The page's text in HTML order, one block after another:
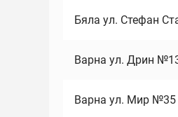
Бяла ул. Стефан
Варна ул. Дрин
Варна ул. Мир №35